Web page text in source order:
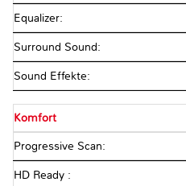
Equalizer:
Surround Sound:
Sound Effekte:
Komfort
Progressive Scan:
HD Ready :